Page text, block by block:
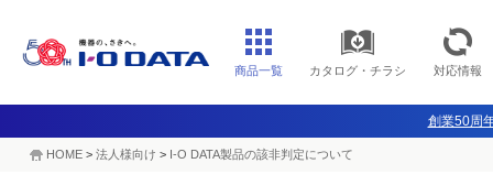
商品一覧 カタログ・チラシ 対応情報
創業50周
HOME > 法人様向け > I-O DATA製品の該非判定について